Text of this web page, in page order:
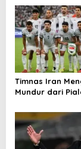
Timnas Iran
Mundur dari